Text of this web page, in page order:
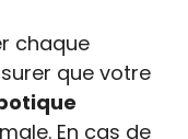
chaque
que votre
En cas de